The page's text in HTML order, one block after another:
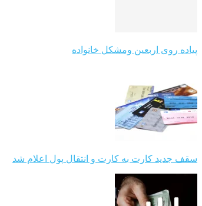
پیاده روی اربعین ومشکل خانواده
سقف جدید کارت به کارت و انتقال پول اعلام شد